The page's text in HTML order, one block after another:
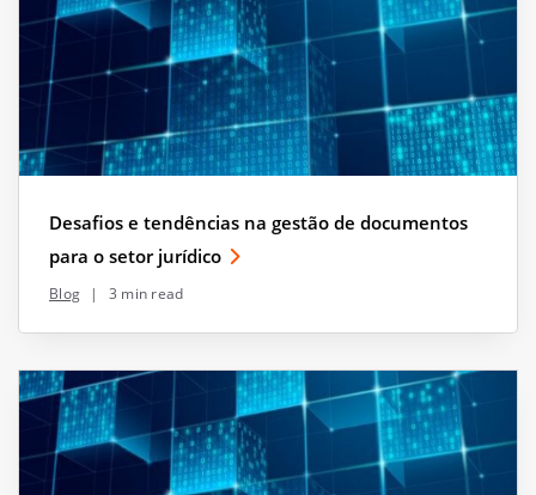
Desafios e tendências na gestão de documentos
para o setor jurídico
Blog | 3 min read